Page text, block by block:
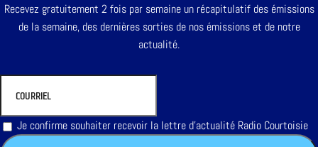
Recevez gratuitement 2 fois par semaine un récapitulatif des émissions
de la semaine, des dernières sorties de nos émissions et de notre
actualité.
Je confirme souhaiter recevoir la lettre d'actualité Radio Courtoisie